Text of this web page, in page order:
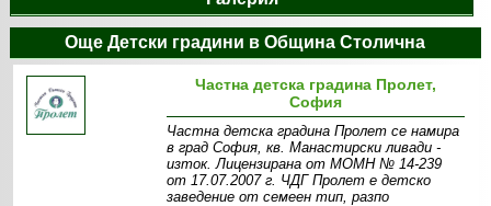
Още Детски градини в Община Столична
Частна детска градина Пролет,
София
Частна детска градина Пролет се намира
в град София, кв. Манастирски ливади -
изток. Лицензирана от МОМН № 14-239
от 17.07.2007 г. ЧДГ Пролет е детско
заведение от семеен тип, разпо